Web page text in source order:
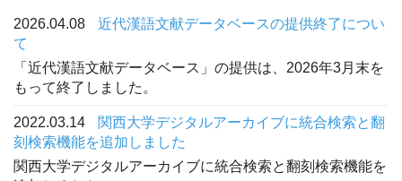
2026.04.08
近代漢語文献データベースの提供終了につい
て
「近代漢語文献データベース」の提供は、2026年3月末を
もって終了しました。
2022.03.14
関西大学デジタルアーカイブに統合検索と翻
刻検索機能を追加しました
関西大学デジタルアーカイブに統合検索と翻刻検索機能を